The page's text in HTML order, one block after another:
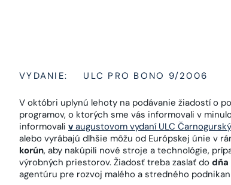
VYDANIE: ULC PRO BONO 9/2006
V októbri uplynú lehoty na podávanie žiadostí o
programov, o ktorých sme vás informovali v
informovali v augustovom vydaní ULC
alebo vyrábajú dlhšie môžu od Európskej únie v
korún, aby nakúpili nové stroje a technológie,
výrobných priestorov. Žiadosť treba zaslať do dňa
agentúru pre rozvoj malého a stredného